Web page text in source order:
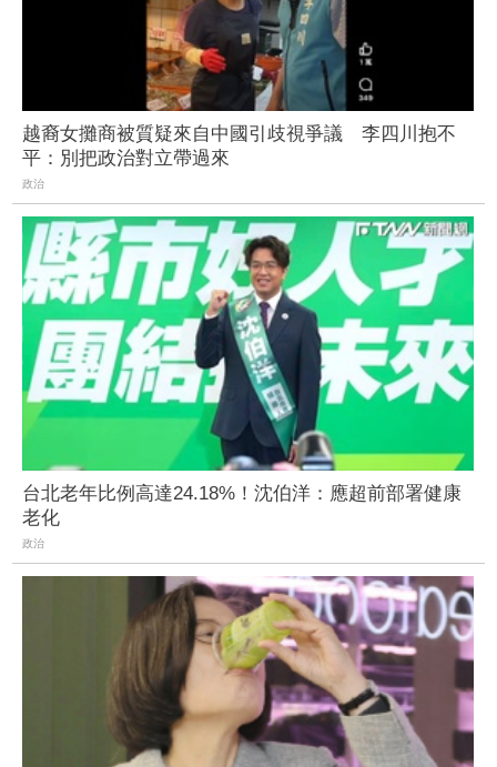
越裔女攤商被質疑來自中國引歧視爭議 李四川抱不
平：別把政治對立帶過來
政治
台北老年比例高達24.18%！沈伯洋：應超前部署健康
老化
政治